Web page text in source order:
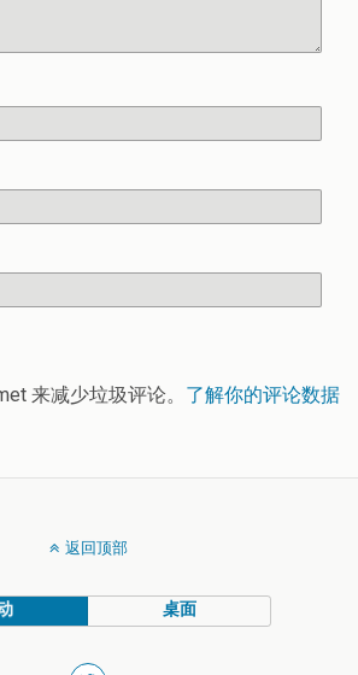
来减少垃圾评论。 了解你的评论数据
返回顶部
桌面